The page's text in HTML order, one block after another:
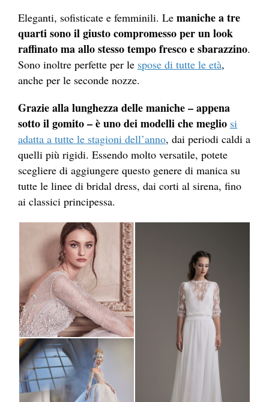
Eleganti, sofisticate e femminili. Le maniche a tre
quarti sono il giusto compromesso per un look
raffinato ma allo stesso tempo fresco e sbarazzino.
Sono inoltre perfette per le spose di tutte le età,
anche per le seconde nozze.
Grazie alla lunghezza delle maniche – appena
sotto il gomito – è uno dei modelli che meglio si
adatta a tutte le stagioni dell’anno, dai periodi caldi a
quelli più rigidi. Essendo molto versatile, potete
scegliere di aggiungere questo genere di manica su
tutte le linee di bridal dress, dai corti al sirena, fino
ai classici principessa.